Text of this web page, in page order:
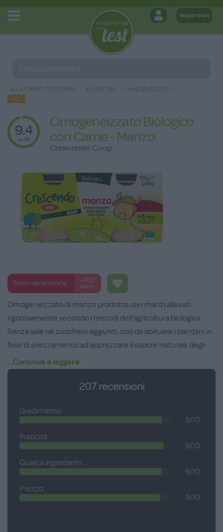
ALLATTAMENTO E PAPPA ALIMENTARI OMOGENEIZZATI
HOT
9.4
su 10
Omogeneizzato Biologico
con Carne - Manzo
Crescendo Coop
Scrivi recensione
+100
punti
Omogeneizzato di manzo prodotto con manzi allevati
rigorosamente secondo i metodi dell'agricoltura biologica.
Senza sale né zucchero aggiunti, così da abituare i bambini in
fase di svezzamento ad apprezzare il sapore naturale degli
alimenti; da scaldare a bagnomaria e aggiungere alla pappa.
Ingredienti: acqua di cottura, carne di bovino biologica 30%,
amido di riso 8% biologico.
coloranti, aromi artificiali, senza sale né zuccheri aggiunti.
Confezione da 2 vasetti x 80 gr.
diversa del pediatra.
...Continua a leggere
207recensioni
Gradimento
9/10
Praticità
9/10
Qualità ingredienti
9/10
Prezzo
9/10